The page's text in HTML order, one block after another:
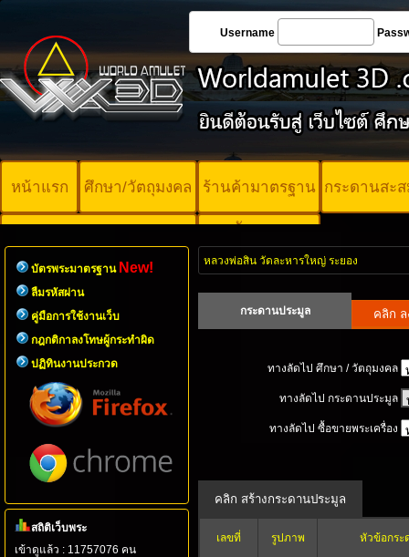
Username
หน้าแรก ศึกษา/วัตถุมงคล ร้านค้ามาตรฐาน กระดานสะ
บัตรพระ
มาตรฐาน
บัตรพระมาตรฐาน New!
ลืมรหัสผ่าน
คู่มือการใช้งานเว็บ
กฎกติกาลงโทษผู้กระทำผิด
ปฏิทินงานประกวด
สถิติเว็บพระ
เข้าดูแล้ว : 11757076 คน
หลวงพ่อสิน วัดละหารใหญ่ ระยอง
กระดานประมูล
ทางลัดไป ศึกษา / วัตถุมงคล
ทางลัดไป กระดานประมูล
ทางลัดไป ซื้อขายพระเครื่อง
เลขที่ รูปภาพ หัวข้อกระ